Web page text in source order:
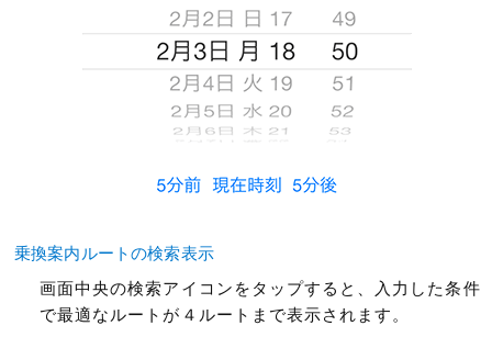
乗換案内ルートの検索表示
画面中央の検索アイコンをタップすると、入力した条件
で最適なルートが４ルートまで表示されます。